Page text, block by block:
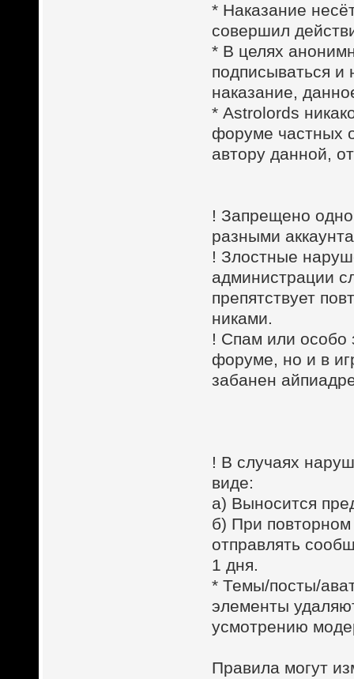
* Наказание
совершил
* В целях
подписываться и
наказание,
* Astrolords
форуме частных
автору данной,
! Запрещено
разными
! Злостные
администрации
препятствует
никами.
! Спам или особо
форуме, но и в
забанен
! В случаях
виде:
a) Выносится
б) При
отправлять
1 дня.
* Темы/посты/
элементы
усмотрению
Правила могут